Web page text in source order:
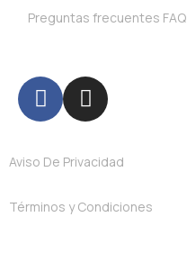
Preguntas frecuentes FAQ
Aviso De Privacidad
Términos y Condiciones